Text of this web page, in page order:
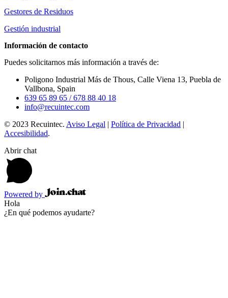
Gestores de Residuos
Gestión industrial
Información de contacto
Puedes solicitarnos más información a través de:
Poligono Industrial Más de Thous, Calle Viena 13, Puebla de
Vallbona, Spain
639 65 89 65 / 678 88 40 18
info@recuintec.com
© 2023 Recuintec. Aviso Legal | Política de Privacidad |
Accesibilidad.
Abrir chat
Powered by
Hola
¿En qué podemos ayudarte?